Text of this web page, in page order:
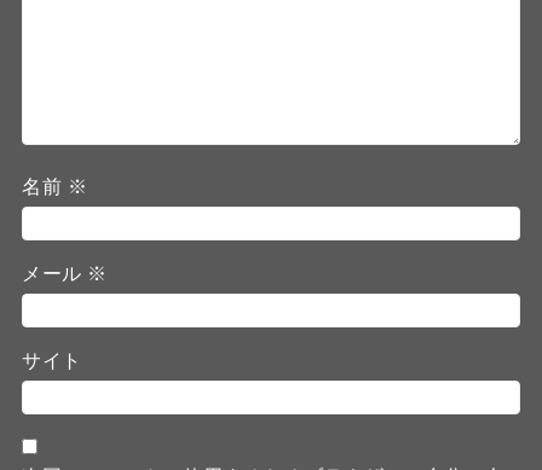
名前 ※
メール ※
サイト